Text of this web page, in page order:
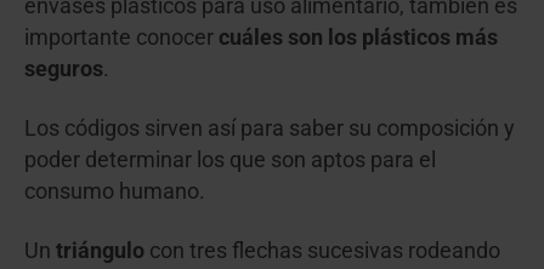
envases plásticos para uso alimentario, también es
importante conocer cuáles son los plásticos más
seguros.
Los códigos sirven así para saber su composición y
poder determinar los que son aptos para el
consumo humano.
Un triángulo con tres flechas sucesivas rodeando